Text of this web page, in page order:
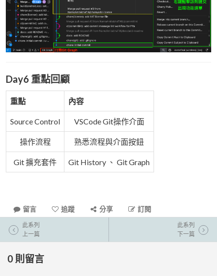
Day6 重點回顧
重點 內容
Source Control VSCode Git操作介面
操作流程 熟悉流程與介面按鈕
Git 擴充套件 Git History 、 Git Graph
留言 追蹤 分享 訂閱
此系列
上一篇
此系列
下一篇
0 則留言